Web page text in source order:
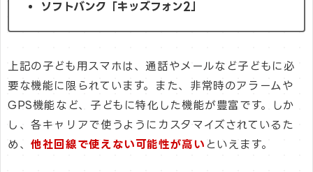
ソフトバンク「キッズフォン2」
上記の子ども用スマホは、通話やメールなど子どもに必
要な機能に限られています。また、非常時のアラームや
GPS機能など、子どもに特化した機能が豊富です。しか
し、各キャリアで使うようにカスタマイズされているた
め、他社回線で使えない可能性が高い といえます。